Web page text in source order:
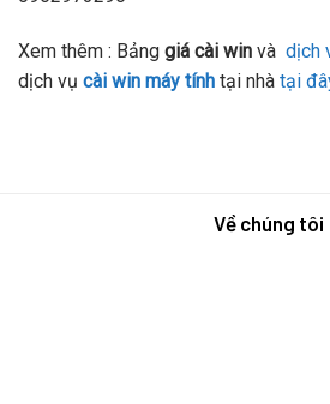
Xem thêm : Bảng giá cài win và dịch
dịch vụ cài win máy tính tại nhà tại
Về chúng tôi